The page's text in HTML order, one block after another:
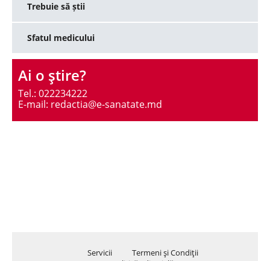
Trebuie să știi
Sfatul medicului
Ai o ştire?
Tel.: 022234222
E-mail: redactia@e-sanatate.md
Servicii
Termeni şi Condiţii